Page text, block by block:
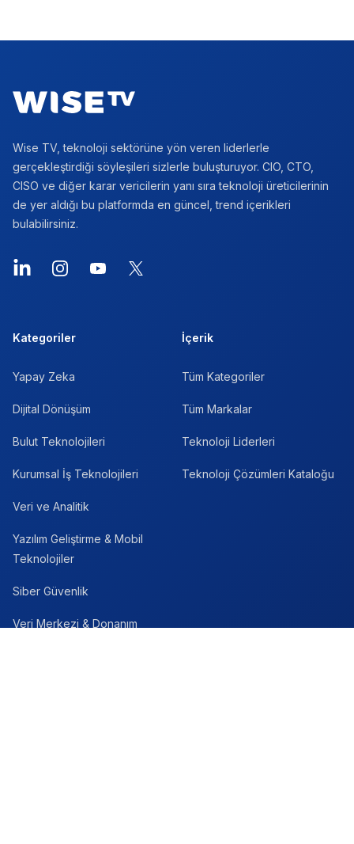
Wise TV, teknoloji sektörüne yön veren liderlerle
gerçekleştirdiği söyleşileri sizlerle buluşturuyor. CIO, CTO,
CISO ve diğer karar vericilerin yanı sıra teknoloji üreticilerinin
de yer aldığı bu platformda en güncel, trend içerikleri
bulabilirsiniz.
LinkedInInstagramYouTube
X
Kategoriler
Yapay Zeka
Dijital Dönüşüm
Bulut Teknolojileri
Kurumsal İş Teknolojileri
Veri ve Analitik
Yazılım Geliştirme & Mobil
Teknolojiler
Siber Güvenlik
Veri Merkezi & Donanım
İçerik
Tüm Kategoriler
Tüm Markalar
Teknoloji Liderleri
Teknoloji Çözümleri Kataloğu